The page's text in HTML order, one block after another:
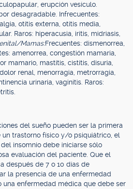
erupción vesículo.
desagradable. Infrecuentes:
otitis externa, otitis media,
Raros: hiperacusia, iritis, midriasis,
Mamas:Frecuentes: dismenorrea,
amenorrea, congestión mamaria,
mamario, mastitis, cistitis, disuria,
renal, menorragia, metrorragia,
urinaria, vaginitis. Raros:
del sueño pueden ser la primera
trastorno físico y/o psiquiátrico, el
insomnio debe iniciarse sólo
evaluación del paciente. Que el
después de 7 o 10 días de
la presencia de una enfermedad
enfermedad médica que debe ser